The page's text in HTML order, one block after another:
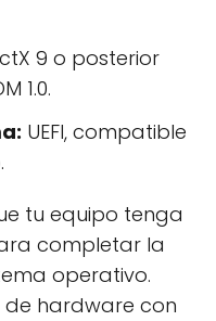
9 o posterior
1.0.
UEFI, compatible
tu equipo tenga
completar la
operativo.
hardware con